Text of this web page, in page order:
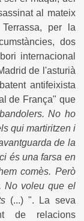
al mateix
per la
dos
internacional
de l'asturià
antifeixista
de França" que
No ho
qui martiritzen i
de la
és una farsa en
comès. Però
No voleu que el
(...) ". La seva
de relacions